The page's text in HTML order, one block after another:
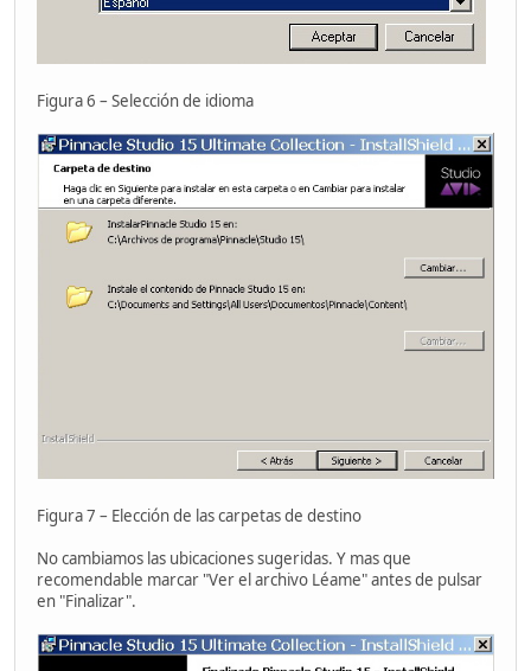
Figura 6 – Selección de idioma
Figura 7 – Elección de las carpetas de destino
No cambiamos las ubicaciones sugeridas. Y mas que
recomendable marcar "Ver el archivo Léame" antes de pulsar
en "Finalizar".